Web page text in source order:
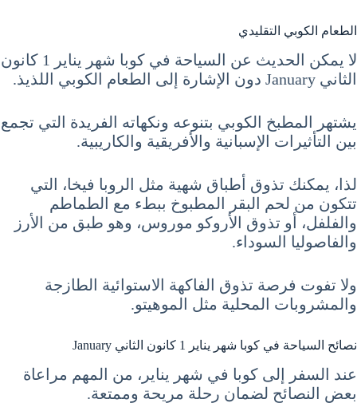
الطعام الكوبي التقليدي
لا يمكن الحديث عن السياحة في كوبا شهر يناير 1 كانون
الثاني January دون الإشارة إلى الطعام الكوبي اللذيذ.
يشتهر المطبخ الكوبي بتنوعه ونكهاته الفريدة التي تجمع
بين التأثيرات الإسبانية والأفريقية والكاريبية.
لذا، يمكنك تذوق أطباق شهية مثل الروبا فيخا، التي
تتكون من لحم البقر المطبوخ ببطء مع الطماطم
والفلفل، أو تذوق الأروكو موروس، وهو طبق من الأرز
والفاصوليا السوداء.
ولا تفوت فرصة تذوق الفاكهة الاستوائية الطازجة
والمشروبات المحلية مثل الموهيتو.
نصائح السياحة في كوبا شهر يناير 1 كانون الثاني January
عند السفر إلى كوبا في شهر يناير، من المهم مراعاة
بعض النصائح لضمان رحلة مريحة وممتعة.